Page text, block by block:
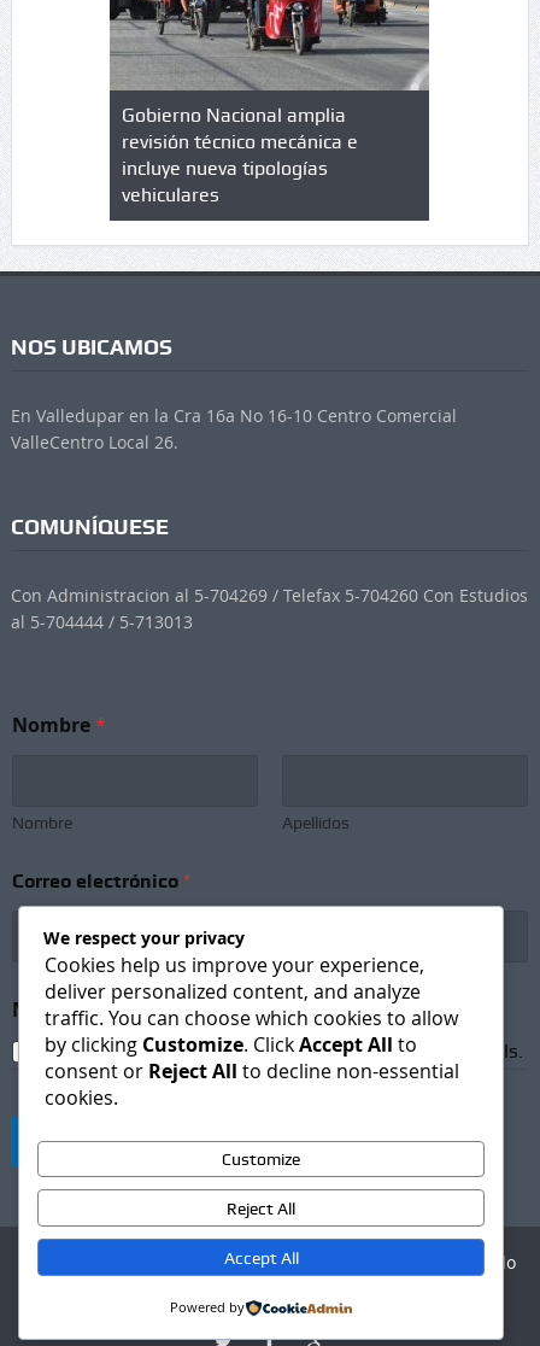
de
Gobierno Nacional amplia
revisión técnico mecánica e
incluye nueva tipologías
vehiculares
cuáles
NOS UBICAMOS
En Valledupar en la Cra 16a No 16-10 Centro Comercial
ValleCentro Local 26.
COMUNÍQUESE
Con Administracion al 5-704269 / Telefax 5-704260 Con Estudios
al 5-704444 / 5-713013
Nombre*
Nombre Apellidos
u
b
i
p
t
i
n
l
t
Correo electrónico *
Newsletter Subscription*
I agree to receive newsletters and promotional emails.
Suscribirse
Agencia Digital - Desarrollo
We respect your privacy
Cookies help us improve your experience,
deliver personalized content, and analyze
traffic. You can choose which cookies to allow
by clicking Customize. ClickAccept All to
consent or Reject All to decline non-essential
cookies.
Customize
Reject All
Accept All
Powered by